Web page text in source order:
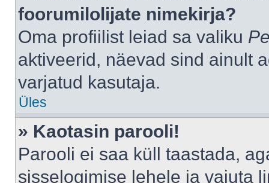
foorumilolijate nimekirja?
Oma profiilist leiad sa valiku
aktiveerid, näevad sind ainult
varjatud kasutaja.
Üles
» Kaotasin parooli!
Parooli ei saa küll taastada,
sisselogimise lehele ja vajuta